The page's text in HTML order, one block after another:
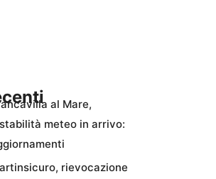
al Mare,
meteo in arrivo:
rievocazione